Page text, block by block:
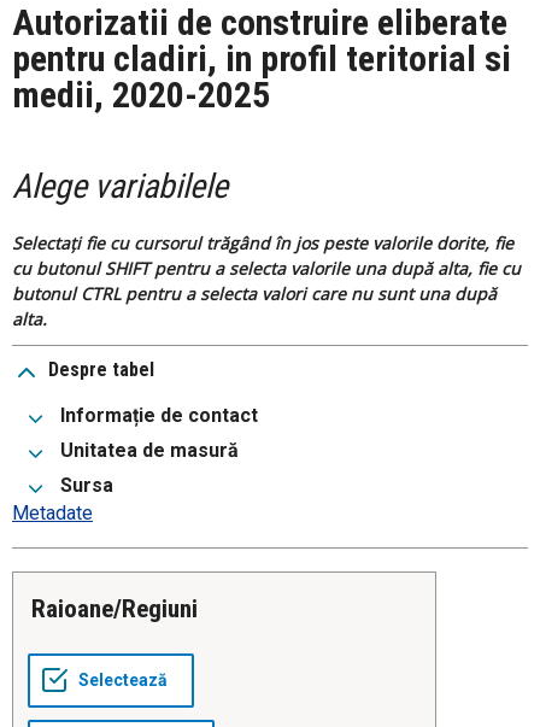
Autorizatii de construire eliberate
pentru cladiri, in profil teritorial si
medii, 2020-2025
Alege variabilele
Selectați fie cu cursorul trăgând în jos peste valorile dorite, fie
cu butonul SHIFT pentru a selecta valorile una după alta, fie cu
butonul CTRL pentru a selecta valori care nu sunt una după
alta.
Despre tabel
Informație de contact
Unitatea de masură
Sursa
Metadate
Raioane/Regiuni